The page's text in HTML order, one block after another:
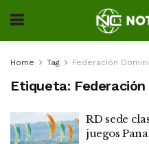
Home Tag Federación
Etiqueta:
RD sede
juegos